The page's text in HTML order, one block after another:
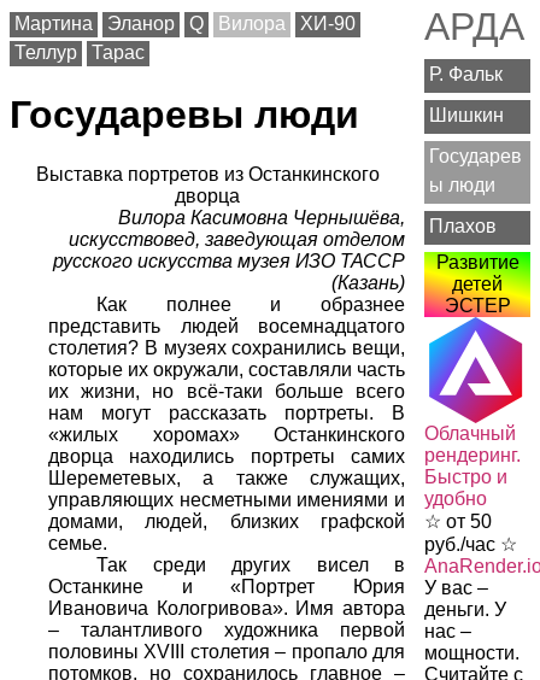
АРДА
Р. Фальк
Шишкин
Государев
ы люди
Плахов
Развитие
детей
ЭСТЕР
Облачный
рендеринг.
Быстро и
удобно
☆ от 50
руб./час ☆
У вас –
деньги. У
нас –
мощности.
Считайте с
Мартина Эланор Q Вилора
ХИ-90
Теллур
Тарас
Государевы люди
Выставка портретов из Останкинского
дворца
Вилора Касимовна Чернышёва,
искусствовед, заведующая отделом
русского искусства музея ИЗО ТАССР
(Казань)
Как полнее и образнее
представить людей восемнадцатого
столетия? В музеях сохранились вещи,
которые их окружали, составляли часть
их жизни, но всё-таки больше всего
нам могут рассказать портреты. В
«жилых хоромах» Останкинского
дворца находились портреты самих
Шереметевых, а также служащих,
управляющих несметными имениями и
домами, людей, близких графской
семье.
Так среди других висел в
Останкине и «Портрет Юрия
Ивановича Кологривова». Имя автора
– талантливого художника первой
половины XVIII столетия – пропало для
потомков, но сохранилось главное –